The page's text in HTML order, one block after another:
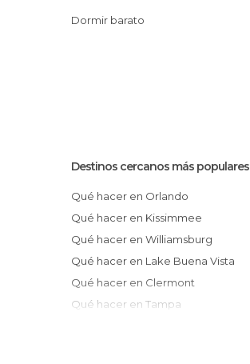
Dormir barato
Destinos cercanos más populares
Qué hacer en Orlando
Qué hacer en Kissimmee
Qué hacer en Williamsburg
Qué hacer en Lake Buena Vista
Qué hacer en Clermont
Qué hacer en Tampa